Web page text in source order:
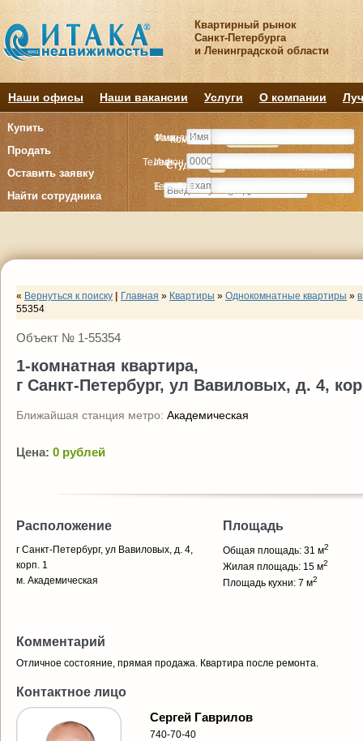
Квартирный рынок
Санкт-Петербурга
и Ленинградской области
Наши офисы Наши вакансии Услуги О компании
Купить
Продать
Оставить заявку
Найти сотрудника
Комнату
Студия Комнат
Комнату
Студия Комнат
Имя
Телефон
E-mail
Фамилия
Имя
Телефон
« Вернуться к поиску Главная » Квартиры » Однокомнатные квартиры »
55354
Объект № 1-55354
1-комнатная квартира,
г Санкт-Петербург, ул Вавиловых, д. 4,
Ближайшая станция метро: Академическая
Цена: 0 рублей
Расположение
г Санкт-Петербург, ул Вавиловых, д. 4,
корп. 1
м. Академическая
Площадь
Общая площадь: 31 м2
Жилая площадь: 15 м2
Площадь кухни: 7 м2
Комментарий
Отличное состояние, прямая продажа. Квартира после ремонта.
Контактное лицо
Сергей Гаврилов
740-70-40